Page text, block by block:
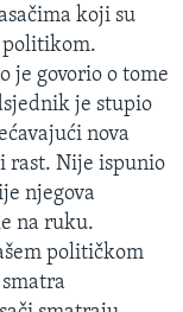
koji su
politikom.
je govorio o tome
je stupio
nova
rast. Nije ispunio
njegova
na ruku.
političkom